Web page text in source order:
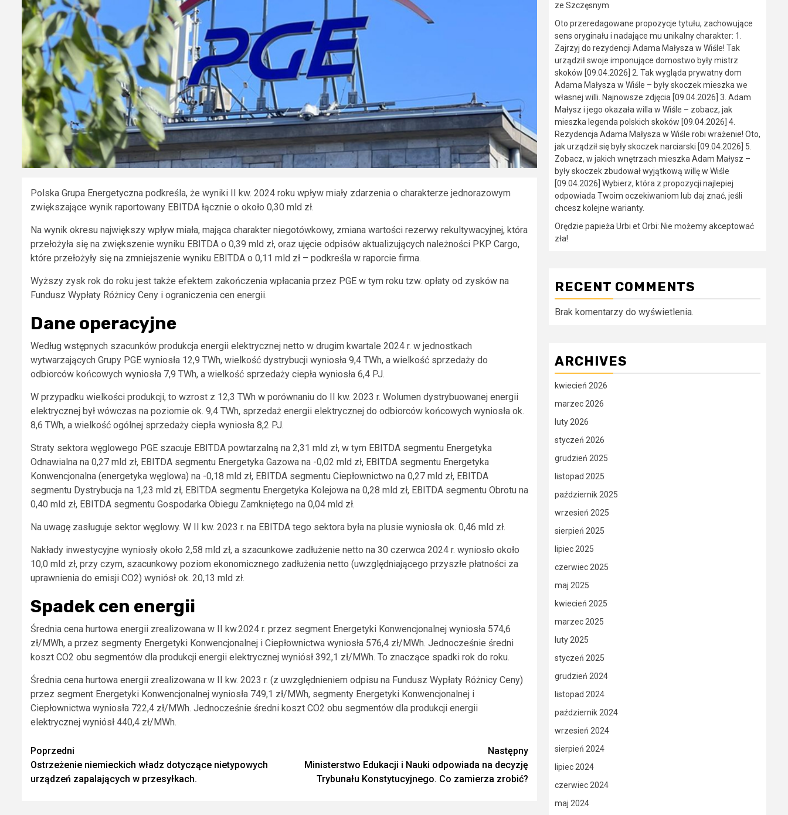
Polska Grupa Energetyczna podkreśla, że wyniki II kw. 2024 roku wpływ miały zdarzenia o charakterze jednorazowym
zwiększające wynik raportowany EBITDA łącznie o około 0,30 mld zł.
Na wynik okresu największy wpływ miała, mająca charakter niegotówkowy, zmiana wartości rezerwy rekultywacyjnej, która
przełożyła się na zwiększenie wyniku EBITDA o 0,39 mld zł, oraz ujęcie odpisów aktualizujących należności PKP Cargo,
które przełożyły się na zmniejszenie wyniku EBITDA o 0,11 mld zł – podkreśla w raporcie firma.
Wyższy zysk rok do roku jest także efektem zakończenia wpłacania przez PGE w tym roku tzw. opłaty od zysków na
Fundusz Wypłaty Różnicy Ceny i ograniczenia cen energii.
Dane operacyjne
Według wstępnych szacunków produkcja energii elektrycznej netto w drugim kwartale 2024 r. w jednostkach
wytwarzających Grupy PGE wyniosła 12,9 TWh, wielkość dystrybucji wyniosła 9,4 TWh, a wielkość sprzedaży do
odbiorców końcowych wyniosła 7,9 TWh, a wielkość sprzedaży ciepła wyniosła 6,4 PJ.
W przypadku wielkości produkcji, to wzrost z 12,3 TWh w porównaniu do II kw. 2023 r. Wolumen dystrybuowanej energii
elektrycznej był wówczas na poziomie ok. 9,4 TWh, sprzedaż energii elektrycznej do odbiorców końcowych wyniosła ok.
8,6 TWh, a wielkość ogólnej sprzedaży ciepła wyniosła 8,2 PJ.
Straty sektora węglowego PGE szacuje EBITDA powtarzalną na 2,31 mld zł, w tym EBITDA segmentu Energetyka
Odnawialna na 0,27 mld zł, EBITDA segmentu Energetyka Gazowa na -0,02 mld zł, EBITDA segmentu Energetyka
Konwencjonalna (energetyka węglowa) na -0,18 mld zł, EBITDA segmentu Ciepłownictwo na 0,27 mld zł, EBITDA
segmentu Dystrybucja na 1,23 mld zł, EBITDA segmentu Energetyka Kolejowa na 0,28 mld zł, EBITDA segmentu Obrotu na
0,40 mld zł, EBITDA segmentu Gospodarka Obiegu Zamkniętego na 0,04 mld zł.
Na uwagę zasługuje sektor węglowy. W II kw. 2023 r. na EBITDA tego sektora była na plusie wyniosła ok. 0,46 mld zł.
Nakłady inwestycyjne wyniosły około 2,58 mld zł, a szacunkowe zadłużenie netto na 30 czerwca 2024 r. wyniosło około
10,0 mld zł, przy czym, szacunkowy poziom ekonomicznego zadłużenia netto (uwzględniającego przyszłe płatności za
uprawnienia do emisji CO2) wyniósł ok. 20,13 mld zł.
Spadek cen energii
Średnia cena hurtowa energii zrealizowana w II kw.2024 r. przez segment Energetyki Konwencjonalnej wyniosła 574,6
zł/MWh, a przez segmenty Energetyki Konwencjonalnej i Ciepłownictwa wyniosła 576,4 zł/MWh. Jednocześnie średni
koszt CO2 obu segmentów dla produkcji energii elektrycznej wyniósł 392,1 zł/MWh. To znaczące spadki rok do roku.
Średnia cena hurtowa energii zrealizowana w II kw. 2023 r. (z uwzględnieniem odpisu na Fundusz Wypłaty Różnicy Ceny)
przez segment Energetyki Konwencjonalnej wyniosła 749,1 zł/MWh, segmenty Energetyki Konwencjonalnej i
Ciepłownictwa wyniosła 722,4 zł/MWh. Jednocześnie średni koszt CO2 obu segmentów dla produkcji energii
elektrycznej wyniósł 440,4 zł/MWh.
Zobacz
wpisy
Poprzedni
Ostrzeżenie niemieckich władz dotyczące nietypowych
urządzeń zapalających w przesyłkach.
Następny
Ministerstwo Edukacji i Nauki odpowiada na decyzję
Trybunału Konstytucyjnego. Co zamierza zrobić?
ze Szczęsnym
Oto przeredagowane propozycje tytułu, zachowujące
sens oryginału i nadające mu unikalny charakter: 1.
Zajrzyj do rezydencji Adama Małysza w Wiśle! Tak
urządził swoje imponujące domostwo były mistrz
skoków [09.04.2026] 2. Tak wygląda prywatny dom
Adama Małysza w Wiśle – były skoczek mieszka we
własnej willi. Najnowsze zdjęcia [09.04.2026] 3. Adam
Małysz i jego okazała willa w Wiśle – zobacz, jak
mieszka legenda polskich skoków [09.04.2026] 4.
Rezydencja Adama Małysza w Wiśle robi wrażenie! Oto,
jak urządził się były skoczek narciarski [09.04.2026] 5.
Zobacz, w jakich wnętrzach mieszka Adam Małysz –
były skoczek zbudował wyjątkową willę w Wiśle
[09.04.2026] Wybierz, która z propozycji najlepiej
odpowiada Twoim oczekiwaniom lub daj znać, jeśli
chcesz kolejne warianty.
Orędzie papieża Urbi et Orbi: Nie możemy akceptować
zła!
RECENT COMMENTS
Brak komentarzy do wyświetlenia.
ARCHIVES
kwiecień 2026
marzec 2026
luty 2026
styczeń 2026
grudzień 2025
listopad 2025
październik 2025
wrzesień 2025
sierpień 2025
lipiec 2025
czerwiec 2025
maj 2025
kwiecień 2025
marzec 2025
luty 2025
styczeń 2025
grudzień 2024
listopad 2024
październik 2024
wrzesień 2024
sierpień 2024
lipiec 2024
czerwiec 2024
maj 2024